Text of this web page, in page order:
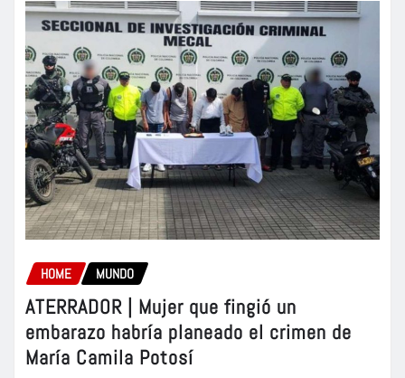
HOME MUNDO
ATERRADOR | Mujer que fingió un
embarazo habría planeado el crimen de
María Camila Potosí